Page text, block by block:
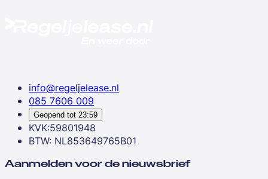
info@regeljelease.nl
085 7606 009
Geopend tot 23:59
KVK:59801948
BTW: NL853649765B01
Aanmelden voor de nieuwsbrief